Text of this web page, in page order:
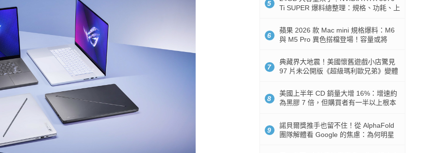
5
Ti SUPER 爆料總整理：規格、功耗、上
6
蘋果 2026 款 Mac mini 規格爆料：M6
與 M5 Pro 異色搭檔登場！容量或將
7
典藏界大地震！美國懷舊遊戲小店驚見
97 片未公開版《超級瑪利歐兄弟》變體
8
美國上半年 CD 銷量大增 16%：增速約
為黑膠 7 倍，但購買者有一半以上根本
9
諾貝爾獎推手也留不住！從 AlphaFold
團隊解體看 Google 的焦慮：為何明星